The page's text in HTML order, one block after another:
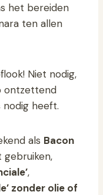
het bereiden
ten allen
Niet nodig,
ontzettend
nodig heeft.
als Bacon
gebruiken,
,
zonder olie of